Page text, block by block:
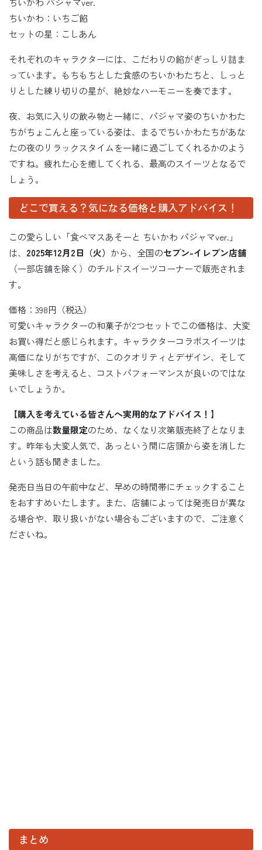
ちいかわ：いちご餡
セットの星：こしあん
それぞれのキャラクターには、こだわりの餡がぎっしり詰ま
っています。もちもちとした食感のちいかわたちと、しっと
りとした練り切りの星が、絶妙なハーモニーを奏でます。
夜、お気に入りの飲み物と一緒に、パジャマ姿のちいかわた
ちがちょこんと座っている姿は、まるでちいかわたちがあな
たの夜のリラックスタイムを一緒に過ごしてくれるかのよう
ですね。疲れた心を癒してくれる、最高のスイーツとなるで
しょう。
どこで買える？気になる価格と購入アドバイス！
この愛らしい「食べマスあそーと ちいかわ パジャマver.」
は、 2025年12月2日（火） から、全国のセブン-イレブン店舗
（一部店舗を除く）のチルドスイーツコーナーで販売されま
す。
価格：398円（税込）
可愛いキャラクターの和菓子が2つセットでこの価格は、大変
お買い得だと感じられます。キャラクターコラボスイーツは
高価になりがちですが、このクオリティとデザイン、そして
美味しさを考えると、コストパフォーマンスが良いのではな
いでしょうか。
【購入を考えている皆さんへ実用的なアドバイス！】
この商品は数量限定のため、なくなり次第販売終了となりま
す。昨年も大変人気で、あっという間に店頭から姿を消した
という話も聞きました。
発売日当日の午前中など、早めの時間帯にチェックすること
をおすすめいたします。また、店舗によっては発売日が異な
る場合や、取り扱いがない場合もございますので、ご注意く
ださいね。
まとめ